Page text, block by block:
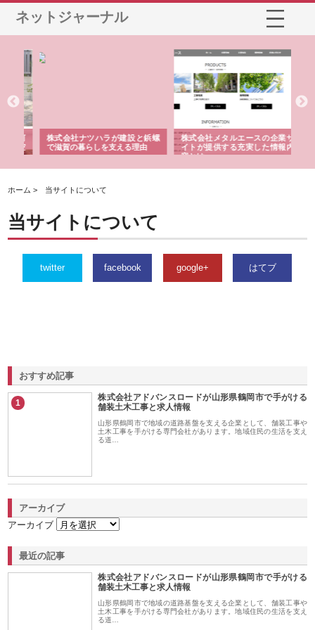
ネットジャーナル
株式会社ナツハラが建設と鋲螺
で滋賀の暮らしを支える理由
株式会社メタルエースの企業サ
イトが提供する充実した情報内
容とは
ホーム > 当サイトについて
当サイトについて
twitter facebook google+ はてブ
おすすめ記事
1
株式会社アドバンスロードが山形県鶴岡市で手がける
舗装土木工事と求人情報
山形県鶴岡市で地域の道路基盤を支える企業として、舗装工事や
土木工事を手がける専門会社があります。地域住民の生活を支え
る道…
アーカイブ
アーカイブ
最近の記事
株式会社アドバンスロードが山形県鶴岡市で手がける
舗装土木工事と求人情報
山形県鶴岡市で地域の道路基盤を支える企業として、舗装工事や
土木工事を手がける専門会社があります。地域住民の生活を支え
る道…